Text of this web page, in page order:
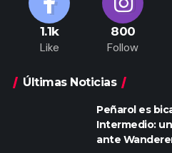
1.1k
Like
800
Follow
Últimas Noticias
Peñarol es
Intermedio:
ante